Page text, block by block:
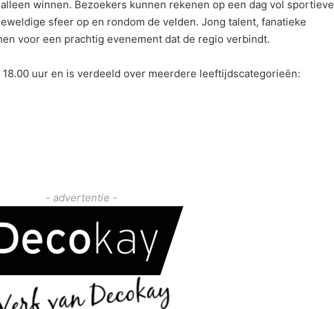
winnen. Bezoekers kunnen rekenen op een dag vol sportieve
sfeer op en rondom de velden. Jong talent, fanatieke
voor een prachtig evenement dat de regio verbindt.
uur en is verdeeld over meerdere leeftijdscategorieën:
- advertentie -